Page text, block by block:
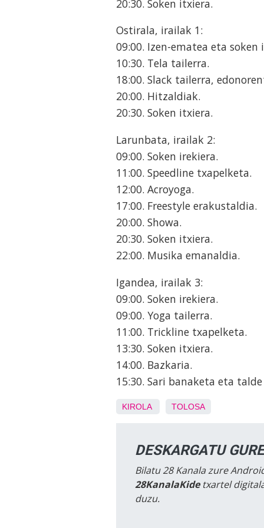
20:30. Soken itxiera.
Ostirala, irailak 1:
09:00. Izen-ematea eta soken
10:30. Tela tailerra.
18:00. Slack tailerra,
20:00. Hitzaldiak.
20:30. Soken itxiera.
Larunbata, irailak 2:
09:00. Soken irekiera.
11:00. Speedline txapelketa.
12:00. Acroyoga.
17:00. Freestyle erakustaldia.
20:00. Showa.
20:30. Soken itxiera.
22:00. Musika emanaldia.
Igandea, irailak 3:
09:00. Soken irekiera.
09:00. Yoga tailerra.
11:00. Trickline txapelketa.
13:30. Soken itxiera.
14:00. Bazkaria.
15:30. Sari banaketa eta
KIROLA TOLOSA
DESKARGATU
Bilatu 28 Kanala zure
28KanalaKidetxartel
duzu.